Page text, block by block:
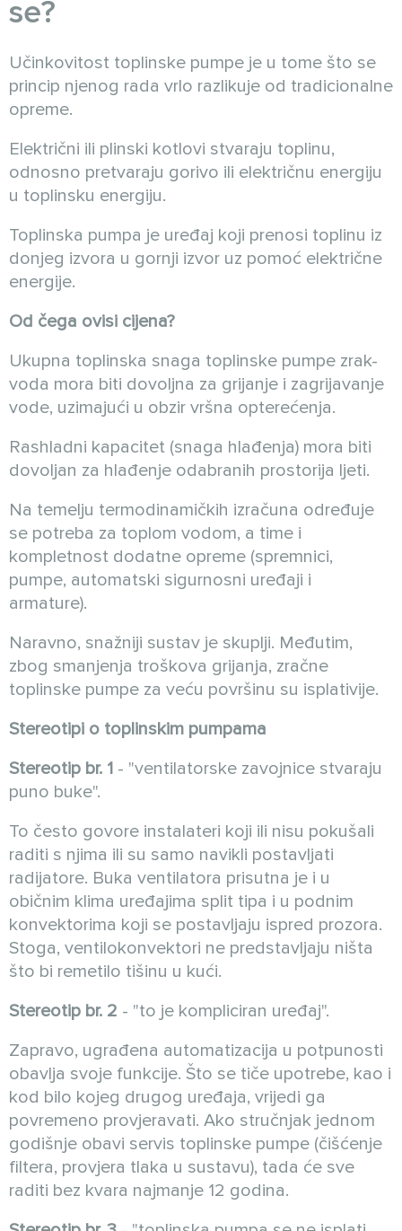
se?
Učinkovitost toplinske pumpe je u tome što se
princip njenog rada vrlo razlikuje od tradicionalne
opreme.
Električni ili plinski kotlovi stvaraju toplinu,
odnosno pretvaraju gorivo ili električnu energiju
u toplinsku energiju.
Toplinska pumpa je uređaj koji prenosi toplinu iz
donjeg izvora u gornji izvor uz pomoć električne
energije.
Od čega ovisi cijena?
Ukupna toplinska snaga toplinske pumpe zrak-
voda mora biti dovoljna za grijanje i zagrijavanje
vode, uzimajući u obzir vršna opterećenja.
Rashladni kapacitet (snaga hlađenja) mora biti
dovoljan za hlađenje odabranih prostorija ljeti.
Na temelju termodinamičkih izračuna određuje
se potreba za toplom vodom, a time i
kompletnost dodatne opreme (spremnici,
pumpe, automatski sigurnosni uređaji i
armature).
Naravno, snažniji sustav je skuplji. Međutim,
zbog smanjenja troškova grijanja, zračne
toplinske pumpe za veću površinu su isplativije.
Stereotipi o toplinskim pumpama
Stereotip br. 1 - "ventilatorske zavojnice stvaraju
puno buke".
To često govore instalateri koji ili nisu pokušali
raditi s njima ili su samo navikli postavljati
radijatore. Buka ventilatora prisutna je i u
običnim klima uređajima split tipa i u podnim
konvektorima koji se postavljaju ispred prozora.
Stoga, ventilokonvektori ne predstavljaju ništa
što bi remetilo tišinu u kući.
Stereotip br. 2 - "to je kompliciran uređaj".
Zapravo, ugrađena automatizacija u potpunosti
obavlja svoje funkcije. Što se tiče upotrebe, kao i
kod bilo kojeg drugog uređaja, vrijedi ga
povremeno provjeravati. Ako stručnjak jednom
godišnje obavi servis toplinske pumpe (čišćenje
filtera, provjera tlaka u sustavu), tada će sve
raditi bez kvara najmanje 12 godina.